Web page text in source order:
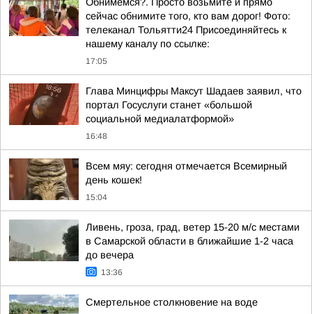
сейчас обнимите того, кто вам дорог! Фото:
телеканал Тольятти24 Присоединяйтесь к
нашему каналу по ссылке:
17:05
Глава Минцифры Максут Шадаев заявил, что
портал Госуслуги станет «большой
социальной медиалатформой»
16:48
Всем мяу: сегодня отмечается Всемирный
день кошек!
15:04
Ливень, гроза, град, ветер 15-20 м/с местами
в Самарской области в ближайшие 1-2 часа
до вечера
13:36
Смертельное столкновение на воде